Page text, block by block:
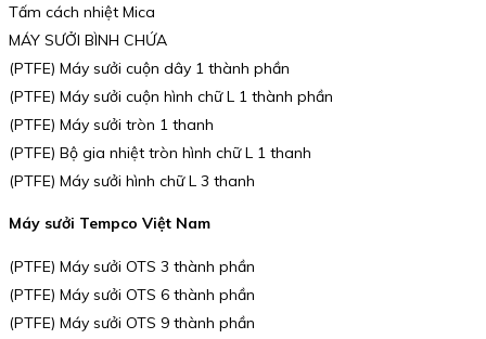
Tấm cách nhiệt Mica
MÁY SƯỞI BÌNH CHỨA
(PTFE) Máy sưởi cuộn dây 1 thành phần
(PTFE) Máy sưởi cuộn hình chữ L 1 thành phần
(PTFE) Máy sưởi tròn 1 thanh
(PTFE) Bộ gia nhiệt tròn hình chữ L 1 thanh
(PTFE) Máy sưởi hình chữ L 3 thanh
Máy sưởi Tempco Việt Nam
(PTFE) Máy sưởi OTS 3 thành phần
(PTFE) Máy sưởi OTS 6 thành phần
(PTFE) Máy sưởi OTS 9 thành phần